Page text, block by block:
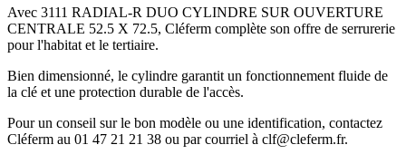
Avec 3111 RADIAL-R DUO CYLINDRE SUR OUVERTURE
CENTRALE 52.5 X 72.5, Cléferm complète son offre de serrurerie
pour l'habitat et le tertiaire.
Bien dimensionné, le cylindre garantit un fonctionnement fluide de
la clé et une protection durable de l'accès.
Pour un conseil sur le bon modèle ou une identification, contactez
Cléferm au 01 47 21 21 38 ou par courriel à clf@cleferm.fr.